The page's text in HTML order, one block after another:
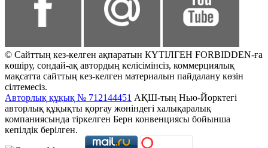
© Сайттың кез-келген ақпаратын КҮТІЛГЕН FORBIDDEN-ға
көшіру, сондай-ақ автордың келісімінсіз, коммерциялық
мақсатта сайттың кез-келген материалын пайдалану көзін
сілтемесіз.
Авторлық құқық № 712144451 АҚШ-тың Нью-Йорктегі
авторлық құқықты қорғау жөніндегі халықаралық
компаниясында тіркелген Берн конвенциясы бойынша
кепілдік берілген.